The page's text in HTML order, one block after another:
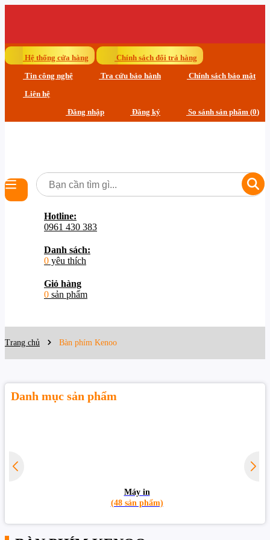
Hệ thống cửa hàng
Chính sách đổi trả hàng
Tin công nghệ
Tra cứu bảo hành
Chính sách bảo mật
Liên hệ
Đăng nhập
Đăng ký So sánh sản phẩm (0)
Hotline:
0961 430 383
Danh sách:
0 yêu thích
Giỏ hàng
0 sản phẩm
Trang chủ Bàn phím Kenoo
Danh mục sản phẩm
Máy in
(48 sản phẩm)